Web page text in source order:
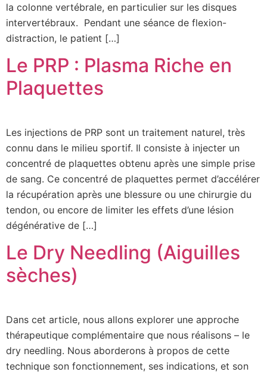
la colonne vertébrale, en particulier sur les disques
intervertébraux. Pendant une séance de flexion-
distraction, le patient […]
Le PRP : Plasma Riche en
Plaquettes
Les injections de PRP sont un traitement naturel, très
connu dans le milieu sportif. Il consiste à injecter un
concentré de plaquettes obtenu après une simple prise
de sang. Ce concentré de plaquettes permet d’accélérer
la récupération après une blessure ou une chirurgie du
tendon, ou encore de limiter les effets d’une lésion
dégénérative de […]
Le Dry Needling (Aiguilles
sèches)
Dans cet article, nous allons explorer une approche
thérapeutique complémentaire que nous réalisons – le
dry needling. Nous aborderons à propos de cette
technique son fonctionnement, ses indications, et son